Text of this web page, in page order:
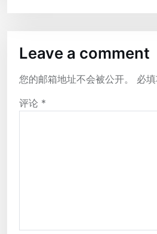
Leave a comment
您的邮箱地址不会被公开。 必
评论 *